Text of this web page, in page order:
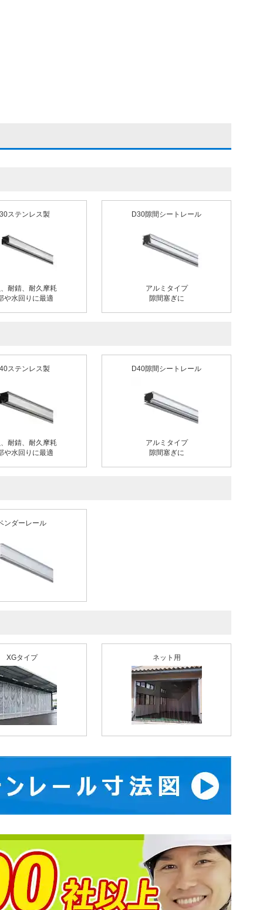
ステンレス製
耐錆、耐久摩耗
や水回りに最適
D30隙間シートレール
アルミタイプ
隙間塞ぎに
ステンレス製
耐錆、耐久摩耗
や水回りに最適
D40隙間シートレール
アルミタイプ
隙間塞ぎに
ンダーレール
XGタイプ ネット用